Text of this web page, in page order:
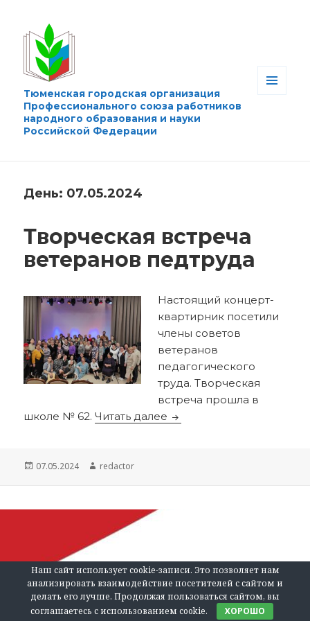
Тюменская городская организация
Профессионального союза работников
народного образования и науки
Российской Федерации
День: 07.05.2024
Творческая встреча
ветеранов педтруда
Настоящий концерт-
квартирник посетили
члены советов
ветеранов
педагогического
труда. Творческая
встреча прошла в
школе № 62.Читать далее Творческая встреча
Опубликовано
07.05.2024 Автор
redactor
Наш сайт использует cookie-записи. Это позволяет нам
анализировать взаимодействие посетителей с сайтом и
делать его лучше. Продолжая пользоваться сайтом, вы
соглашаетесь с использованием cookie.
ХОРОШО